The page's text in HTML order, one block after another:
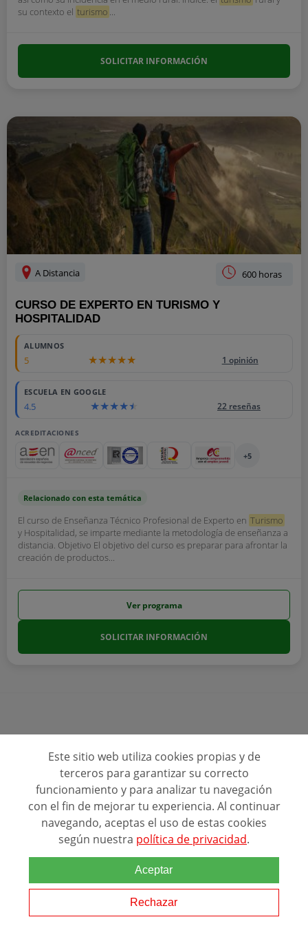
su contexto el turismo ...
SOLICITAR INFORMACIÓN
A Distancia 600 horas
CURSO DE EXPERTO EN TURISMO Y
HOSPITALIDAD
ALUMNOS
5 1 opinión
ESCUELA EN GOOGLE
4.5 22 reseñas
ACREDITACIONES
+5
Relacionado con esta temática
El curso de Enseñanza Técnico Profesional de Experto en Turismo
y Hospitalidad, se imparte mediante la metodología de enseñanza a
distancia. Objetivo El objetivo del curso es preparar para afrontar la
creación de productos...
Ver programa
SOLICITAR INFORMACIÓN
Ver más programas
Ranking Relacionado
Este sitio web utiliza cookies propias y de
terceros para garantizar su correcto
funcionamiento y para analizar tu navegación
con el fin de mejorar tu experiencia. Al continuar
navegando, aceptas el uso de estas cookies
según nuestra política de privacidad.
Aceptar
Rechazar